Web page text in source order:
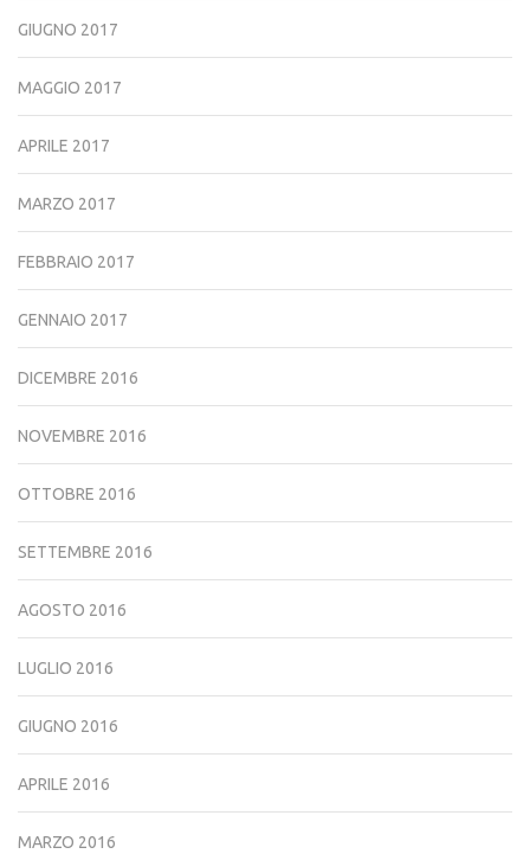
GIUGNO 2017
MAGGIO 2017
APRILE 2017
MARZO 2017
FEBBRAIO 2017
GENNAIO 2017
DICEMBRE 2016
NOVEMBRE 2016
OTTOBRE 2016
SETTEMBRE 2016
AGOSTO 2016
LUGLIO 2016
GIUGNO 2016
APRILE 2016
MARZO 2016